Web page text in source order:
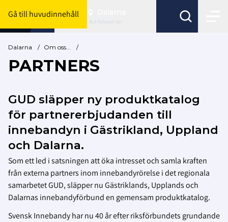
Gå till huvudinnehåll
Byt förbund här
Dalarna / Om oss... /
PARTNERS
GUD släpper ny produktkatalog
för partnererbjudanden till
innebandyn i Gästrikland, Uppland
och Dalarna.
Som ett led i satsningen att öka intresset och samla kraften
från externa partners inom innebandyrörelse i det regionala
samarbetet GUD, släpper nu Gästriklands, Upplands och
Dalarnas innebandyförbund en gemensam produktkatalog.
Svensk Innebandy har nu 40 år efter riksförbundets grundande